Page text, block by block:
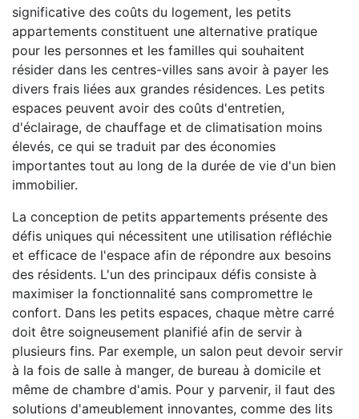
significative des coûts du logement, les petits
appartements constituent une alternative pratique
pour les personnes et les familles qui souhaitent
résider dans les centres-villes sans avoir à payer les
divers frais liées aux grandes résidences. Les petits
espaces peuvent avoir des coûts d'entretien,
d'éclairage, de chauffage et de climatisation moins
élevés, ce qui se traduit par des économies
importantes tout au long de la durée de vie d'un bien
immobilier.
La conception de petits appartements présente des
défis uniques qui nécessitent une utilisation réfléchie
et efficace de l'espace afin de répondre aux besoins
des résidents. L'un des principaux défis consiste à
maximiser la fonctionnalité sans compromettre le
confort. Dans les petits espaces, chaque mètre carré
doit être soigneusement planifié afin de servir à
plusieurs fins. Par exemple, un salon peut devoir servir
à la fois de salle à manger, de bureau à domicile et
même de chambre d'amis. Pour y parvenir, il faut des
solutions d'ameublement innovantes, comme des lits